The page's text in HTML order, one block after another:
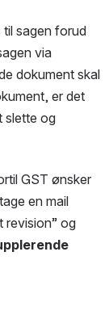
til sagen forud
via
dokument skal
er det
slette og
GST ønsker
en mail
revision” og